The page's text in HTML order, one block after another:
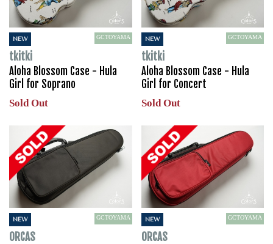
NEW GCTOYAMA
tkitki
Aloha Blossom Case - Hula
Girl for Soprano
Sold Out
NEW GCTOYAMA
tkitki
Aloha Blossom Case - Hula
Girl for Concert
Sold Out
NEW GCTOYAMA
ORCAS
NEW GCTOYAMA
ORCAS